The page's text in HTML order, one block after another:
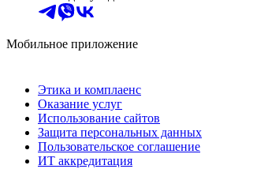
Мобильное приложение
Этика и комплаенс
Оказание услуг
Использование сайтов
Защита персональных данных
Пользовательское соглашение
ИТ аккредитация